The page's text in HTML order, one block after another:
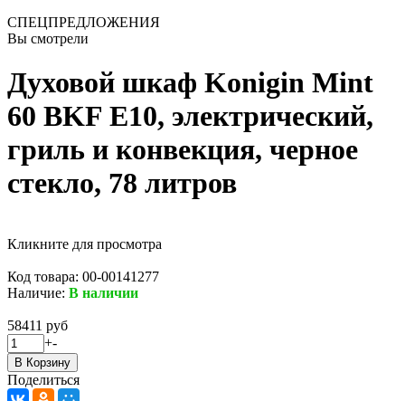
СПЕЦПРЕДЛОЖЕНИЯ
Вы смотрели
Духовой шкаф Konigin Mint
60 BKF E10, электрический,
гриль и конвекция, черное
стекло, 78 литров
Кликните для просмотра
Код товара: 00-00141277
Наличие: В наличии
58411 руб
+-
Поделиться